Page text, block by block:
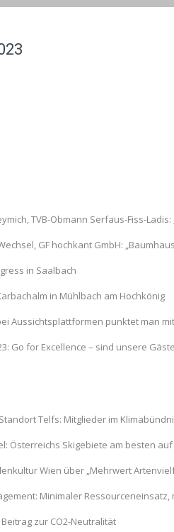
TVB-Obmann Serfaus-Fiss-
GF hochkant GmbH:
in Saalbach
in Mühlbach am Hochkönig
Aussichtsplattformen punktet man
Go for Excellence – sind unsere
Telfs: Mitglieder im
Österreichs Skigebiete am besten
Wien über „Mehrwert
Minimaler
zur CO2-Neutralität